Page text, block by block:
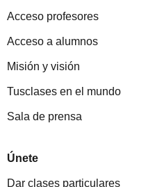
Acceso profesores
Acceso a alumnos
Misión y visión
Tusclases en el mundo
Sala de prensa
Únete
Dar clases particulares